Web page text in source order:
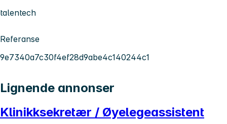
talentech
Referanse
9e7340a7c30f4ef28d9abe4c140244c1
Lignende annonser
Klinikksekretær / Øyelegeassistent